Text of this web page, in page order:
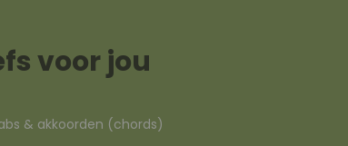
voor jou
& akkoorden (chords)